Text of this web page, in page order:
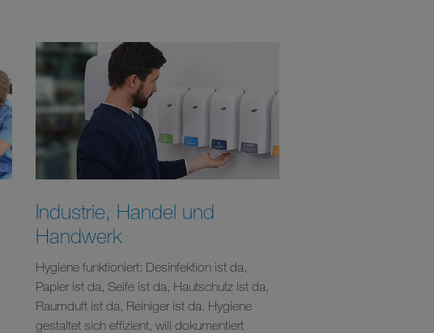
Industrie, Handel und
Handwerk
Hygiene funktioniert: Desinfektion ist da,
Papier ist da, Seife ist da, Hautschutz ist da,
Raumduft ist da, Reiniger ist da. Hygiene
gestaltet sich effizient, will dokumentiert